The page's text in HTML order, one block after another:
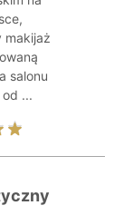
makijaż
salonu
...